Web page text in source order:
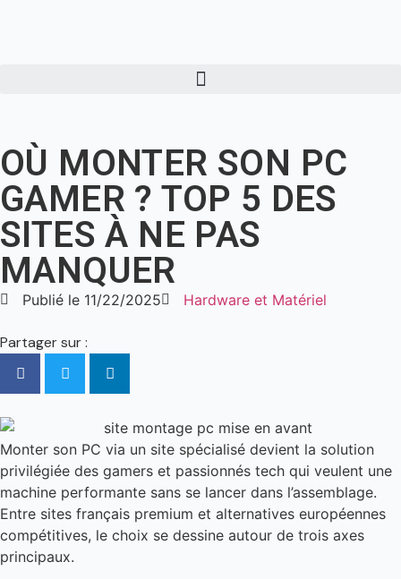
OÙ MONTER SON PC
GAMER ? TOP 5 DES
SITES À NE PAS
MANQUER
Publié le 11/22/2025 Hardware et Matériel
Partager sur :
Monter son PC via un site spécialisé devient la solution
privilégiée des gamers et passionnés tech qui veulent une
machine performante sans se lancer dans l’assemblage.
Entre sites français premium et alternatives européennes
compétitives, le choix se dessine autour de trois axes
principaux.